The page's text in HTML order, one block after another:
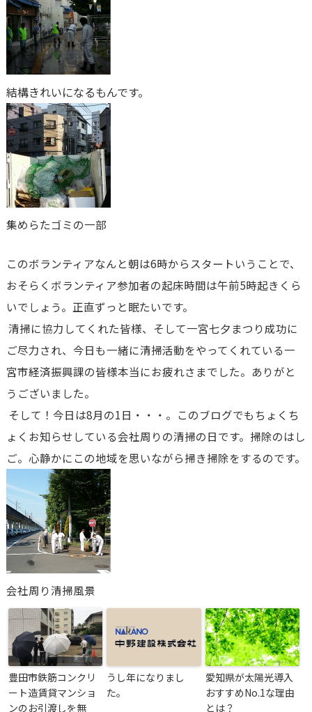
結構きれいになるもんです。
集めらたゴミの一部
このボランティアなんと朝は6時からスタートいうことで、
おそらくボランティア参加者の起床時間は午前5時起きくら
いでしょう。正直ずっと眠たいです。
清掃に協力してくれた皆様、そして一宮七夕まつり成功に
ご尽力され、今日も一緒に清掃活動をやってくれている一
宮市経済振興課の皆様本当にお疲れさまでした。ありがと
うございました。
そして！今日は8月の1日・・・。このブログでもちょくち
ょくお知らせしている会社周りの清掃の日です。掃除のはし
ご。心静かにこの地域を思いながら掃き掃除をするのです。
会社周り清掃風景
豊田市鉄筋コンクリ
ート造賃貸マンショ
ンのお引渡しを無
うし年になりまし
た。
愛知県が太陽光導入
おすすめNo.1な理由
とは？